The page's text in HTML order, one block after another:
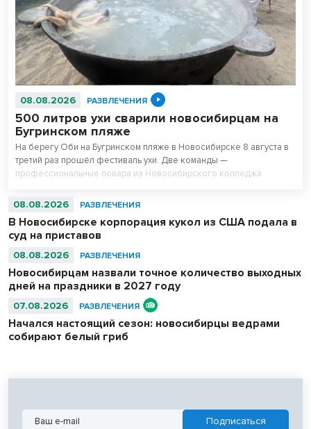
08.08.2026 РАЗВЛЕЧЕНИЯ
500 литров ухи сварили новосибирцам на
Бугринском пляже
На берегу Оби на Бугринском пляже в Новосибирске 8 августа в
третий раз прошёл фестиваль ухи. Две команды —
профессиональные повара из Новосибирского колледжа
приготовления очередь отдыхающих на пляже выстроилась за
08.08.2026 РАЗВЛЕЧЕНИЯ
В Новосибирске корпорация кукол из США подала в
суд на приставов
08.08.2026 РАЗВЛЕЧЕНИЯ
Новосибирцам назвали точное количество выходных
дней на праздники в 2027 году
07.08.2026 РАЗВЛЕЧЕНИЯ
Начался настоящий сезон: новосибирцы ведрами
собирают белый гриб